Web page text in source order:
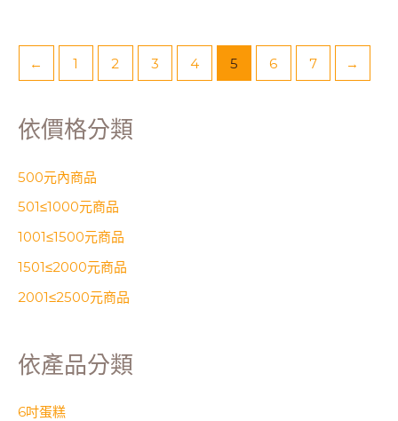
依價格分類
500元內商品
501≤1000元商品
1001≤1500元商品
1501≤2000元商品
2001≤2500元商品
依產品分類
6吋蛋糕
選
項
選
項
← 1 2 3 4 5 6 7 →